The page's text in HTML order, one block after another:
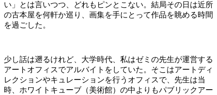
い」とは言いつつ、どれもピンとこない。結局その日は近所
の古本屋を何軒か巡り、画集を手にとって作品を眺める時間
を過ごした。
少し話は遡るけれど、大学時代、私はゼミの先生が運営する
アートオフィスでアルバイトをしていた。そこはアートディ
レクションやキュレーションを行うオフィスで、先生は当
時、ホワイトキューブ（美術館）の中よりもパブリックアー